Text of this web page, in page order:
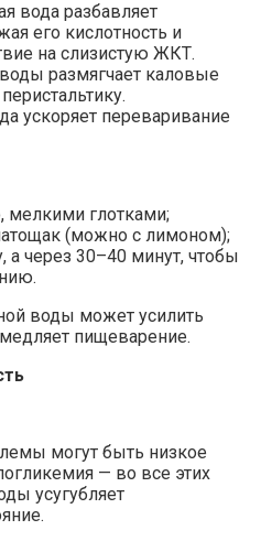
вода разбавляет
его кислотность и
на слизистую ЖКТ.
размягчает каловые
ускоряет переваривание
мелкими глотками;
(можно с лимоном);
а через 30–40 минут, чтобы
воды может усилить
пищеварение.
могут быть низкое
— во все этих
усугубляет